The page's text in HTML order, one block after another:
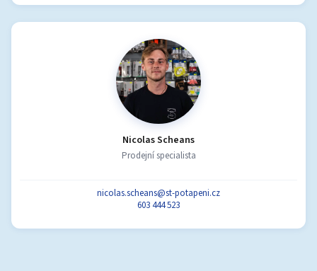
Nicolas Scheans
Prodejní specialista
nicolas.scheans@st-potapeni.cz
603 444 523